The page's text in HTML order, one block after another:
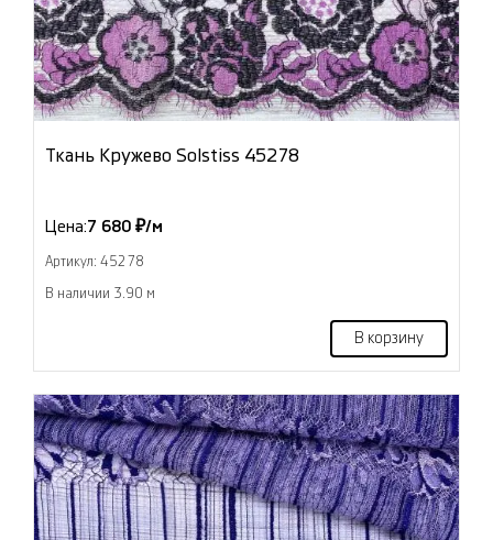
Ткань Кружево Solstiss 45278
Цена:7 680 ₽/м
Артикул: 45278
В наличии 3.90 м
В корзину